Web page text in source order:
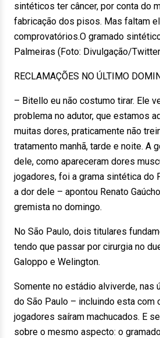
sintéticos ter câncer, por conta do
fabricação dos pisos. Mas faltam
comprovatórios.O gramado
Palmeiras (Foto: Divulgação/
RECLAMAÇÕES NO ÚLTIMO
– Bitello eu não costumo tirar. Ele
problema no adutor, que estamos
muitas dores, praticamente não
tratamento manhã, tarde e noite. A
dele, como apareceram dores
jogadores, foi a grama sintética do
a dor dele – apontou Renato
gremista no domingo.
No São Paulo, dois titulares
tendo que passar por cirurgia no
Galoppo e Welington.
Somente no estádio alviverde, nas
do São Paulo – incluindo esta com
jogadores saíram machucados. E
sobre o mesmo aspecto: o